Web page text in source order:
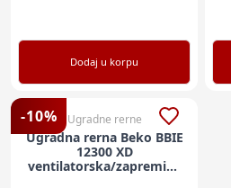
Dodaj u korpu
-10% Ugradne rerne
Ugradna rerna Beko BBIE
12300 XD
ventilatorska/zapremina